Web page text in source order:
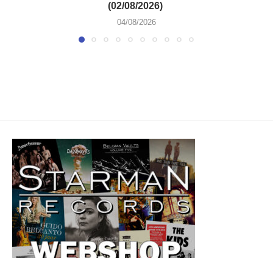
(02/08/2026)
04/08/2026